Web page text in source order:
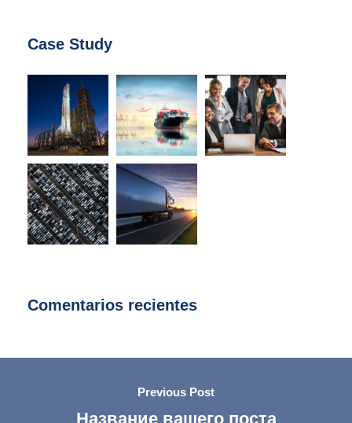
Case Study
Comentarios recientes
Previous Post
Название вашего поста